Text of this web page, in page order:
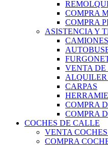
COMPRA
COMPRA
ASISTENCIA Y
CAMIONES
VENTA DE
ALQUILER
CARPAS
COMPRA
COMPRA
COCHES DE CALLE
VENTA
COMPRA